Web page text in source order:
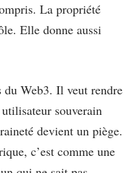
La propriété
Elle donne aussi
du Web3. Il veut rendre
souverain
devient un piège.
c’est comme une